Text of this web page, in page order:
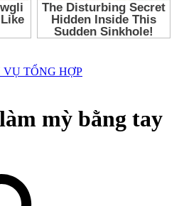
TỔNG HỢP
mỳ bằng tay